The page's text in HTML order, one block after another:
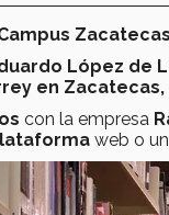
Zacatecas
López de
en Zacatecas,
con la empresa
web o